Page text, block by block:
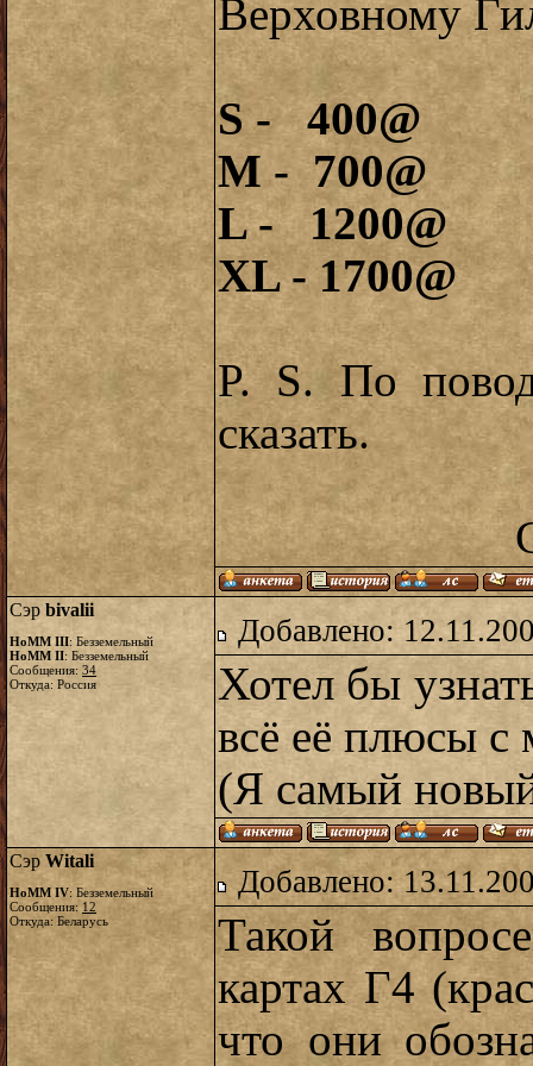
Верховному
S - 400@
M - 700@
L - 1200@
XL - 1700@
P. S. По
сказать.
С
Сэр bivalii
HoMM III: Безземельный
HoMM II: Безземельный
Сообщения: 34
Откуда: Россия
Добавлено:
Хотел бы
всё её плюсы с
(Я самый
Сэр Witali
HoMM IV: Безземельный
Сообщения: 12
Откуда: Беларусь
Добавлено:
Такой
картах Г4
что они